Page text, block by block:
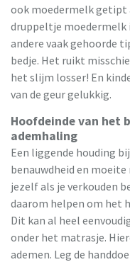
ook moedermelk getipt
druppeltje moedermelk
andere vaak gehoorde
bedje. Het ruikt
het slijm losser! En
van de geur gelukkig.
Hoofdeinde van het
ademhaling
Een liggende houding
benauwdheid en moeite
jezelf als je verkouden
daarom helpen om het
Dit kan al heel
onder het matrasje.
ademen. Leg de